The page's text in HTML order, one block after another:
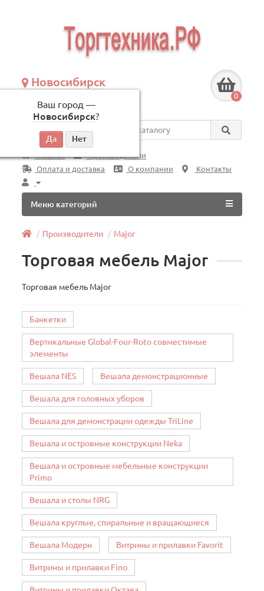
Новосибирск
Ваш город —
Новосибирск?
по будням, с 09:00 до 18:00
0
Везде
Главная
Производители
Оплата и доставка
О компании Контакты
Меню категорий
Производители Major
Торговая мебель Major
Торговая мебель Major
Банкетки
Вертикальные Global-Four-Roto совместимые
элементы
Вешала NES Вешала демонстрационные
Вешала для головных уборов
Вешала для демонстрации одежды TriLine
Вешала и островные конструкции Neka
Вешала и островные мебельные конструкции
Primo
Вешала и столы NRG
Вешала круглые, спиральные и вращающиеся
Вешала Модерн Витрины и прилавки Favorit
Витрины и прилавки Fino